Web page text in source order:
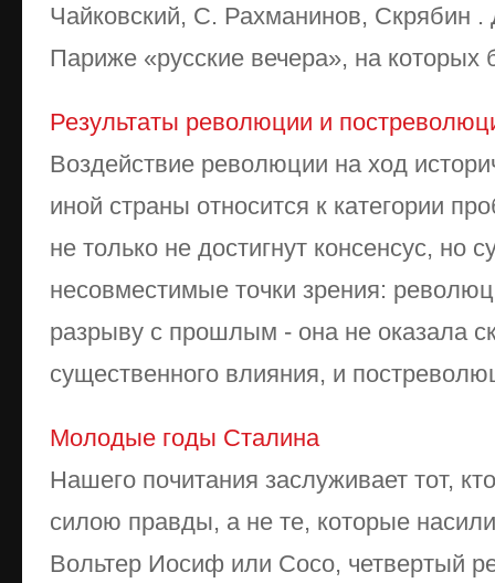
Чайковский, С. Рахманинов, Скрябин .
Париже «русские вечера», на которых
Результаты революции и
Воздействие революции на ход
иной страны относится к категории
не только не достигнут консенсус, но
несовместимые точки зрения:
разрыву с прошлым - она не оказала
существенного влияния, и
Молодые годы Сталина
Нашего почитания заслуживает тот,
силою правды, а не те, которые
Вольтер Иосиф или Сосо, четвертый